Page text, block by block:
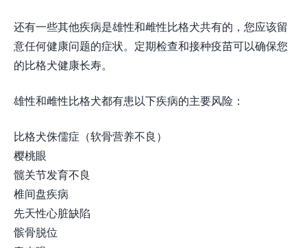
还有一些其他疾病是雄性和雌性比格犬共有的，您应该留
意任何健康问题的症状。定期检查和接种疫苗可以确保您
的比格犬健康长寿。
雄性和雌性比格犬都有患以下疾病的主要风险：
比格犬侏儒症（软骨营养不良）
樱桃眼
髋关节发育不良
椎间盘疾病
先天性心脏缺陷
髌骨脱位